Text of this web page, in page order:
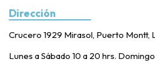
Dirección
Crucero 1929 Mirasol, Puerto Montt,
Lunes a Sábado 10 a 20 hrs.